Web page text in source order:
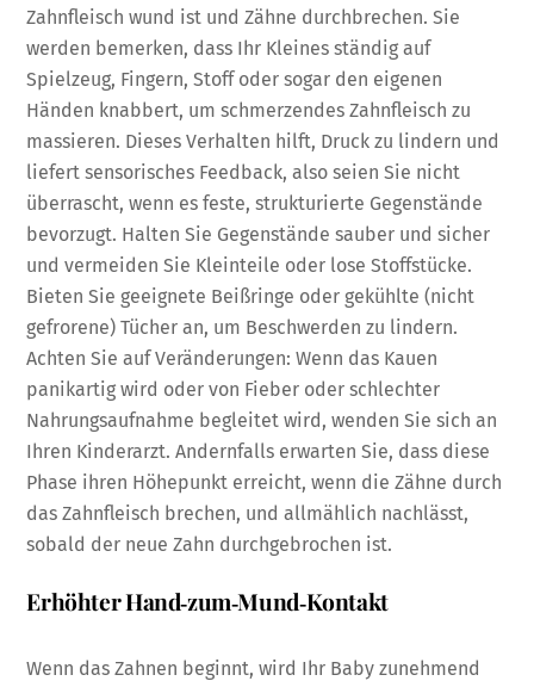
Zahnfleisch wund ist und Zähne durchbrechen. Sie
werden bemerken, dass Ihr Kleines ständig auf
Spielzeug, Fingern, Stoff oder sogar den eigenen
Händen knabbert, um schmerzendes Zahnfleisch zu
massieren. Dieses Verhalten hilft, Druck zu lindern und
liefert sensorisches Feedback, also seien Sie nicht
überrascht, wenn es feste, strukturierte Gegenstände
bevorzugt. Halten Sie Gegenstände sauber und sicher
und vermeiden Sie Kleinteile oder lose Stoffstücke.
Bieten Sie geeignete Beißringe oder gekühlte (nicht
gefrorene) Tücher an, um Beschwerden zu lindern.
Achten Sie auf Veränderungen: Wenn das Kauen
panikartig wird oder von Fieber oder schlechter
Nahrungsaufnahme begleitet wird, wenden Sie sich an
Ihren Kinderarzt. Andernfalls erwarten Sie, dass diese
Phase ihren Höhepunkt erreicht, wenn die Zähne durch
das Zahnfleisch brechen, und allmählich nachlässt,
sobald der neue Zahn durchgebrochen ist.
Erhöhter Hand‑zum‑Mund‑Kontakt
Wenn das Zahnen beginnt, wird Ihr Baby zunehmend